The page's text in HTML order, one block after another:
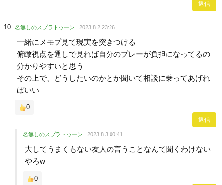
返信
名無しのスプラトゥーン 2023.8.2 23:26
一緒にメモプ見て現実を突きつける
俯瞰視点を通しで見れば自分のプレーが負担になってるの
分かりやすいと思う
その上で、どうしたいのかとか聞いて相談に乗ってあげれ
ばいい
0
返信
名無しのスプラトゥーン 2023.8.3 00:41
大してうまくもない友人の言うことなんて聞くわけない
やろw
0